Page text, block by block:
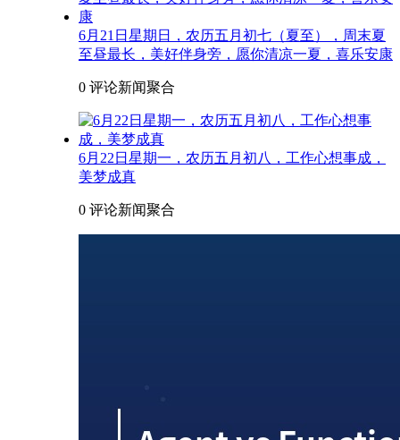
6月21日星期日，农历五月初七（夏至），周末夏
至昼最长，美好伴身旁，愿你清凉一夏，喜乐安康
0 评论新闻聚合
6月22日星期一，农历五月初八，工作心想事成，
美梦成真
0 评论新闻聚合